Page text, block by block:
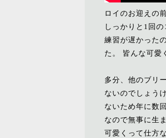
ロイのお迎えの
しっかりと1回
練習が遅かった
た。 皆んな可愛
多分、他のブリ
ないのでしょう
ないため年に数
なので無事に生
可愛くって仕方